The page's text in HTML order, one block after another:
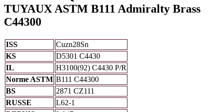
TUYAUX ASTM B111 Admiralty Brass
C44300
ISS
Cuzn28Sn
KS
D5301 C4430
IL
H3100(92) C4430 P/R
Norme ASTM B111 C44300
BS
2871 CZ111
RUSSE
L62-1